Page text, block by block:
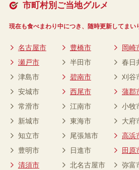
市町村別ご当地グルメ
現在も食べまわり中につき、随時更新してまい
名古屋市 豊橋市 岡崎
瀬戸市
半田市 春日
津島市
碧南市 刈谷
安城市
西尾市 蒲郡
常滑市
江南市 小牧
新城市
東海市 大府
知立市
尾張旭市 高浜
豊明市
日進市 田原
清須市
北名古屋市 弥富